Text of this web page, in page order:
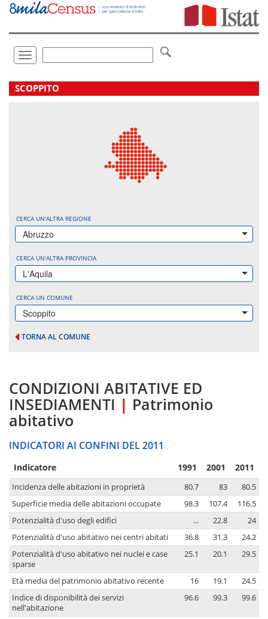
Vai
direttamente
Toggle
navigation
.
SCOPPITO
CERCA UN'ALTRA REGIONE
Abruzzo
CERCA UN'ALTRA PROVINCIA
L'Aquila
CERCA UN COMUNE
Scoppito
TORNA AL COMUNE
CONDIZIONI ABITATIVE ED
INSEDIAMENTI | Patrimonio
abitativo
INDICATORI AI CONFINI DEL 2011
Indicatore 1991 2001 2011
Incidenza delle abitazioni in proprietà 80.7 83
80.5
Superficie media delle abitazioni occupate
98.3 107.4
116.5
Potenzialità d'uso degli edifici
... 22.8
24
Potenzialità d'uso abitativo nei centri abitati
36.8 31.3
24.2
Potenzialità d'uso abitativo nei nuclei e case
sparse
25.1 20.1 29.5
Età media del patrimonio abitativo recente 16 19.1
24.5
Indice di disponibilità dei servizi
nell'abitazione
96.6 99.3 99.6